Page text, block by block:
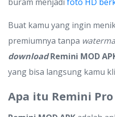
Buat kamu yang ingin
premiumnya tanpa
downloadRemini MOD
yang bisa langsung kamu
Apa itu Remini Pro